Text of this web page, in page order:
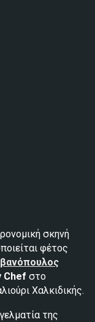
σκηνή
φέτος
Chef στο
Χαλκιδικής.
της